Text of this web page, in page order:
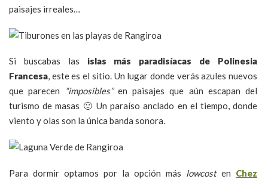
paisajes irreales…
Si buscabas las islas más paradisíacas de Polinesia
Francesa, este es el sitio. Un lugar donde verás azules nuevos
que parecen
“imposibles”en paisajes que aún escapan del
turismo de masas 🙂 Un paraíso anclado en el tiempo, donde
viento y olas son la única banda sonora.
Para dormir optamos por la opción más lowcosten Chez